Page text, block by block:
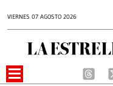
VIERNES 07 AGOSTO 2026